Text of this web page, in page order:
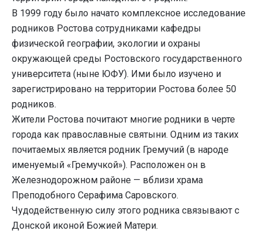
В 1999 году было начато комплексное исследование
родников Ростова сотрудниками кафедры
физической географии, экологии и охраны
окружающей среды Ростовского государственного
университета (ныне ЮФУ). Ими было изучено и
зарегистрировано на территории Ростова более 50
родников.
Жители Ростова почитают многие родники в черте
города как православные святыни. Одним из таких
почитаемых является родник Гремучий (в народе
именуемый «Гремучкой»). Расположен он в
Железнодорожном районе — вблизи храма
Преподобного Серафима Саровского.
Чудодейственную силу этого родника связывают с
Донской иконой Божией Матери.